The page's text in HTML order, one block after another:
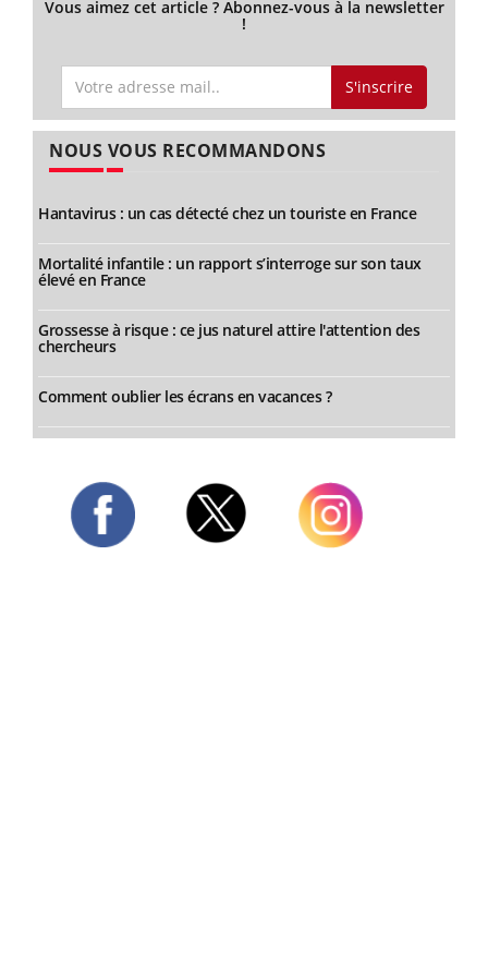
Vous aimez cet article ? Abonnez-vous à la newsletter
!
S'inscrire
NOUS VOUS RECOMMANDONS
Hantavirus : un cas détecté chez un touriste en France
Mortalité infantile : un rapport s’interroge sur son taux
élevé en France
Grossesse à risque : ce jus naturel attire l'attention des
chercheurs
Comment oublier les écrans en vacances ?